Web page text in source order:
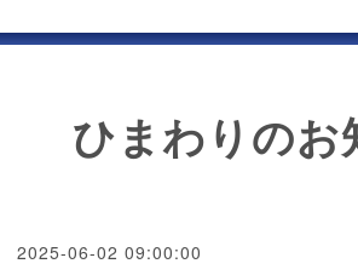
ひまわりのお
2025-06-02 09:00:00